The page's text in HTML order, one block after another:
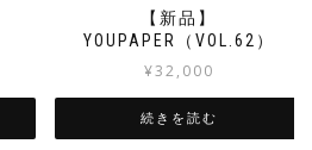
【新品】
YOUPAPER（VOL.62）
¥32,000
続きを読む